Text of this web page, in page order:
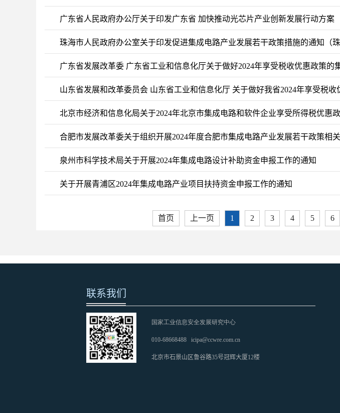
广东省人民政府办公厅关于印发广东省 加快推动光芯片产业创新发展行动方案
珠海市人民政府办公室关于印发促进集成电路产业发展若干政策措施的通知（珠
广东省发展改革委 广东省工业和信息化厅关于做好2024年享受税收优惠政策的
山东省发展和改革委员会 山东省工业和信息化厅 关于做好我省2024年享受税
北京市经济和信息化局关于2024年北京市集成电路和软件企业享受所得税优惠
合肥市发展改革委关于组织开展2024年度合肥市集成电路产业发展若干政策相
泉州市科学技术局关于开展2024年集成电路设计补助资金申报工作的通知
关于开展青浦区2024年集成电路产业项目扶持资金申报工作的通知
首页 上一页 1 2 3 4 5 6
联系我们
国家工业信息安全发展研究中心
010-68668488 icipa@ccwre.com.cn
北京市石景山区鲁谷路35号冠辉大厦12楼